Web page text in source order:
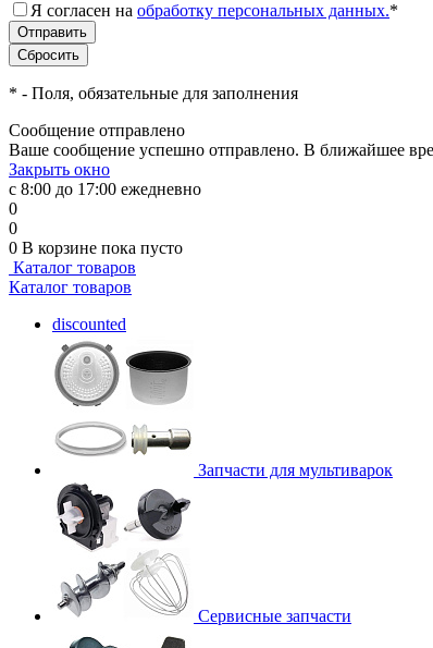
Я согласен на обработку персональных данных.*
* - Поля, обязательные для заполнения
Сообщение отправлено
Ваше сообщение успешно отправлено. В ближайшее
Закрыть окно
с 8:00 до 17:00 ежедневно
0
0
0 В корзине пока пусто
Каталог товаров
Каталог товаров
discounted
Запчасти для мультиварок
Сервисные запчасти